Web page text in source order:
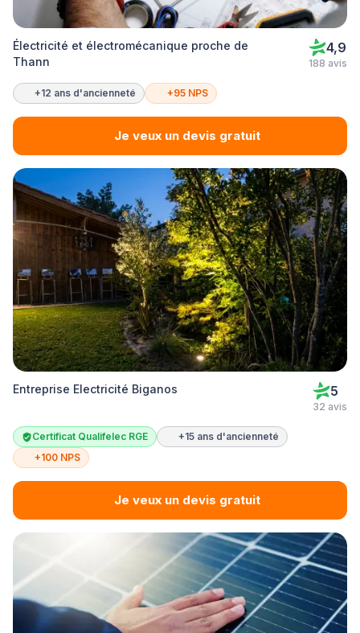
Électricité et électromécanique proche de
Thann
4,9
188 avis
+12 ans d'ancienneté +95 NPS
Je veux un devis gratuit
Entreprise Electricité Biganos 5
32 avis
Certificat Qualifelec RGE
+15 ans d'ancienneté
+100 NPS
Je veux un devis gratuit